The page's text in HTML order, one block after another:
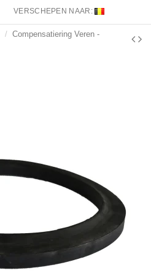
VERSCHEPEN NAAR:
Compensatiering Veren -